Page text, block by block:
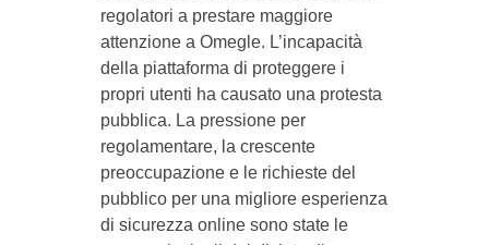
regolatori a prestare maggiore
attenzione a Omegle. L’incapacità
della piattaforma di proteggere i
propri utenti ha causato una protesta
pubblica. La pressione per
regolamentare, la crescente
preoccupazione e le richieste del
pubblico per una migliore esperienza
di sicurezza online sono state le